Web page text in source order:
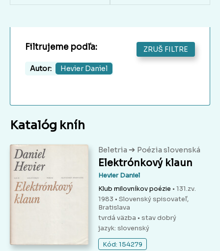
Filtrujeme podľa: ZRUŠ FILTRE
Autor: Hevier Daniel
Katalóg kníh
Beletria ➔ Poézia slovenská
Elektrónkový klaun
Hevier Daniel
Klub milovníkov poézie • 131.zv.
1983 • Slovenský spisovateľ,
Bratislava
tvrdá väzba • stav dobrý
jazyk: slovenský
Kód: 154279